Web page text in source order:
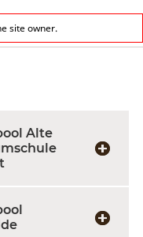
site owner.
Alte